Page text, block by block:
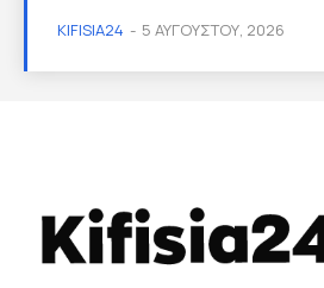
KIFISIA24 - 5 ΑΥΓΟΎΣΤΟΥ, 2026